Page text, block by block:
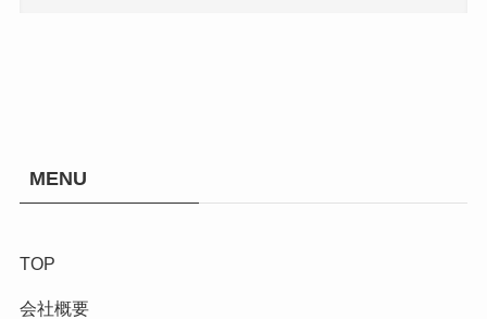
MENU
TOP
会社概要